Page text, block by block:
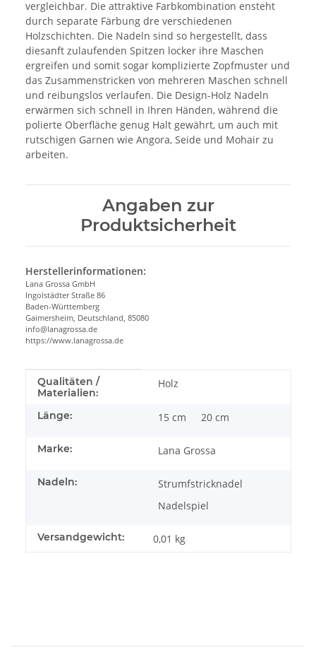
vergleichbar. Die attraktive Farbkombination ensteht
durch separate Färbung dre verschiedenen
Holzschichten. Die Nadeln sind so hergestellt, dass
diesanft zulaufenden Spitzen locker ihre Maschen
ergreifen und somit sogar komplizierte Zopfmuster und
das Zusammenstricken von mehreren Maschen schnell
und reibungslos verlaufen. Die Design-Holz Nadeln
erwärmen sich schnell in Ihren Händen, während die
polierte Oberfläche genug Halt gewährt, um auch mit
rutschigen Garnen wie Angora, Seide und Mohair zu
arbeiten.
Angaben zur
Produktsicherheit
Herstellerinformationen:
Lana Grossa GmbH
Ingolstädter Straße 86
Baden-Württemberg
Gaimersheim, Deutschland, 85080
info@lanagrossa.de
https://www.lanagrossa.de
Produkteigenschaft
Wert
Qualitäten /
Materialien:
Holz
Länge: 15 cm 20 cm
Marke: Lana Grossa
Nadeln:
Strumfstricknadel
Nadelspiel
Versandgewicht: 0,01 kg